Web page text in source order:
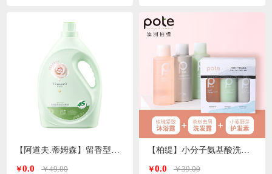
￥0.0 ￥49.00 ￥0.0 ￥39.00